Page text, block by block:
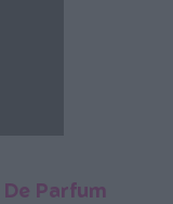
Parfum